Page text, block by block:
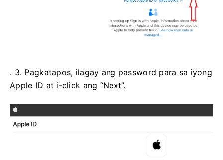
. 3. Pagkatapos, ilagay ang password para sa iyong
Apple ID at i-click ang “Next”.